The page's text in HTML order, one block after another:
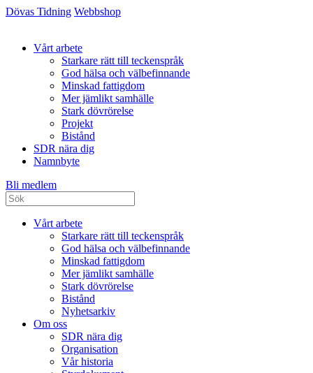
Dövas Tidning Webbshop
Vårt arbete
Starkare rätt till teckenspråk
God hälsa och välbefinnande
Minskad fattigdom
Mer jämlikt samhälle
Stark dövrörelse
Projekt
Bistånd
SDR nära dig
Namnbyte
Bli medlem
Vårt arbete
Starkare rätt till teckenspråk
God hälsa och välbefinnande
Minskad fattigdom
Mer jämlikt samhälle
Stark dövrörelse
Bistånd
Nyhetsarkiv
Om oss
SDR nära dig
Organisation
Vår historia